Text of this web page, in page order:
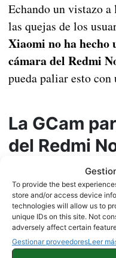
To provide the best
store and/or access device
technologies will allow us to
unique IDs on this site. Not
adversely affect certain
Gestionar proveedoresLeer
Echando un vistazo
las quejas de los
Xiaomi no ha hecho
cámara del Redmi
pueda paliar esto con
La GCam
del Redmi
Muchos de los
fotos del Redmi
GCammejora
quiere decir que el
decente, pero que el